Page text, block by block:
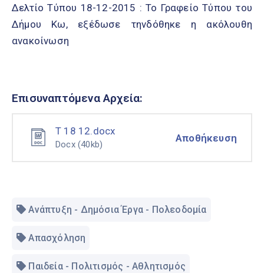
Δελτίο Τύπου 18-12-2015 : Το Γραφείο Τύπου του
Δήμου Κω, εξέδωσε τηνδόθηκε η ακόλουθη
ανακοίνωση
Επισυναπτόμενα Αρχεία:
Τ 18 12.docx
Docx (40kb)
Αποθήκευση
Ανάπτυξη - Δημόσια Έργα - Πολεοδομία
Απασχόληση
Παιδεία - Πολιτισμός - Αθλητισμός